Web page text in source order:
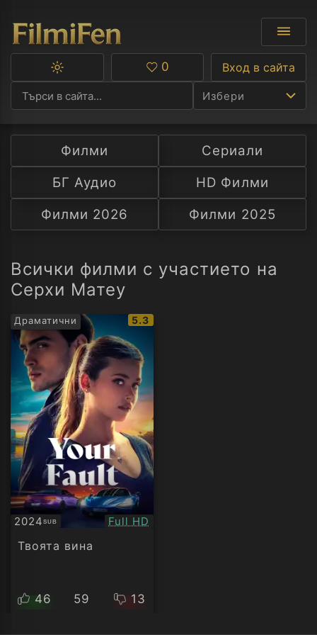
Избери
Ф
С
А
Превключване
тъмна
тема
Любими
0 Вход в сайта
Филми
Сериали
БГ Аудио
HD Филми
Филми 2026
Филми 2025
Всички филми с участието на
Серхи Матеу
Драматични
IMDb
5.3
2024SUB
Субтитри Качество:
Full HD
Твоята вина
46 59 13